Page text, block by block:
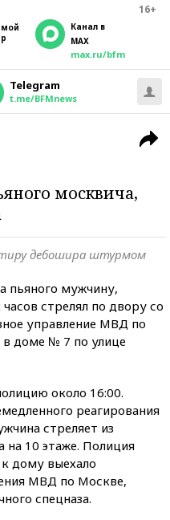
16+
Канал в
MAX
max.ru/bfm
Telegram
t.me/BFMnews
москвича,
дебошира штурмом
пьяного мужчину,
стрелял по двору со
управление МВД по
доме № 7 по улице
около 16:00.
реагирования
стреляет из
на 10 этаже. Полиция
дому выехало
МВД по Москве,
спецназа.